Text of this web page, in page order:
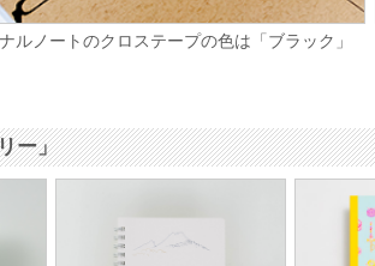
ルノートのクロステープの色は「ブラック」
ー」